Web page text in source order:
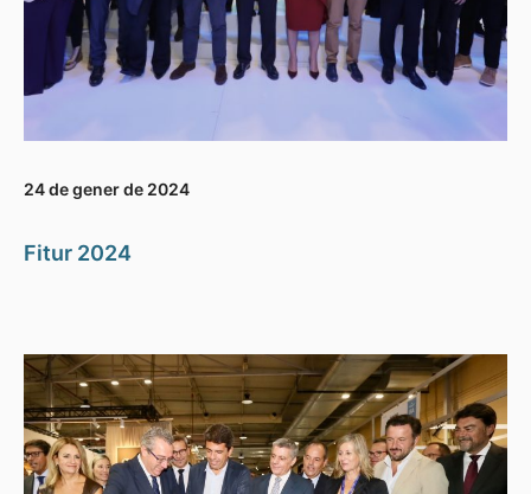
24 de gener de 2024
Fitur 2024